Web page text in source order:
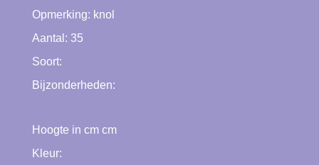
Opmerking: knol
Aantal: 35
Soort:
Bijzonderheden:
Hoogte in cm cm
Kleur: